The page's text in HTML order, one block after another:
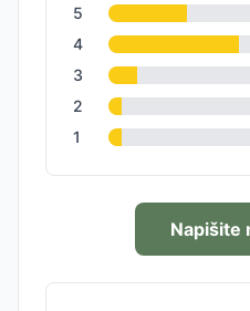
5
4
3
2
1
Napišite